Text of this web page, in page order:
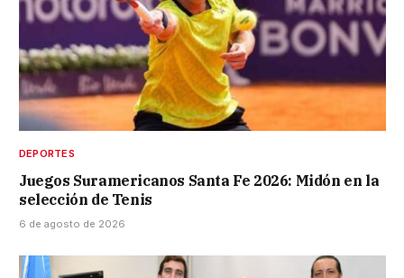
DEPORTES
Juegos Suramericanos Santa Fe 2026: Midón en la
selección de Tenis
6 de agosto de 2026